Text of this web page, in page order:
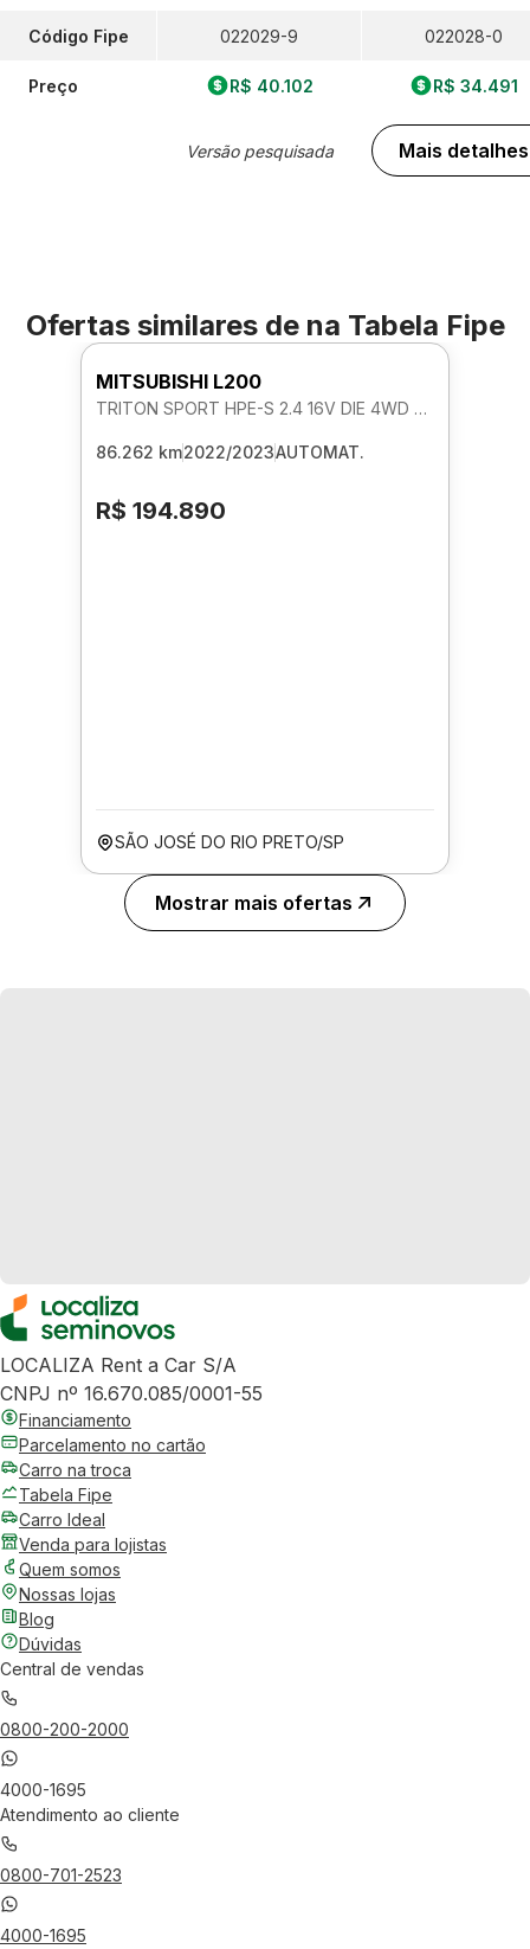
Código Fipe
Preço
022029-9
R$ 40.102
Versão pesquisada
022028-0
R$ 34.491
Mais detalhes
Ofertas similares de na Tabela Fipe
MITSUBISHI L200
TRITON SPORT HPE-S 2.4 16V DIE 4WD AUTOMATICO
86.262 km2022/2023AUTOMAT.
R$ 194.890
SÃO JOSÉ DO RIO PRETO/SP
Mostrar mais ofertas
LOCALIZA Rent a Car S/A
CNPJ nº 16.670.085/0001-55
Financiamento
Parcelamento no cartão
Carro na troca
Tabela Fipe
Carro Ideal
Venda para lojistas
Quem somos
Nossas lojas
Blog
Dúvidas
Central de vendas
0800-200-2000
4000-1695
Atendimento ao cliente
0800-701-2523
4000-1695